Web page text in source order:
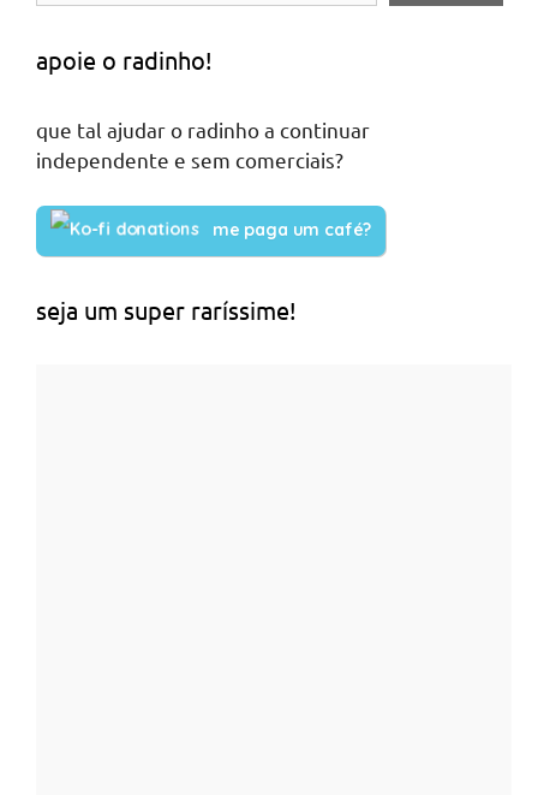
apoie o radinho!
que tal ajudar o radinho a continuar
independente e sem comerciais?
me paga um café?
seja um super raríssime!